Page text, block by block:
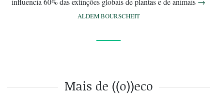
ALDEM BOURSCHEIT
Mais de ((o))eco